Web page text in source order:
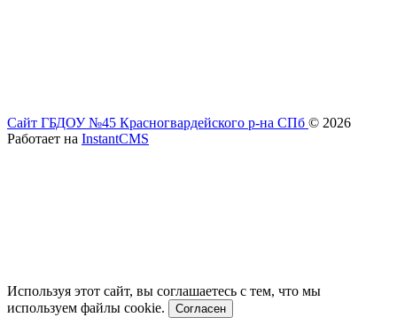
Сайт ГБДОУ №45 Красногвардейского р-на СПб © 2026
Работает на InstantCMS
Используя этот сайт, вы соглашаетесь с тем, что мы
используем файлы cookie.
Согласен